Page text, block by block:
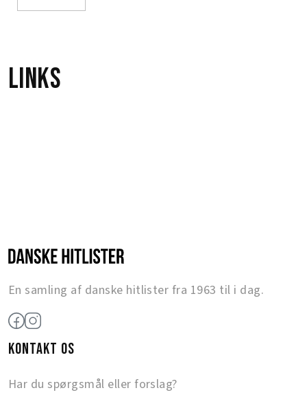
Links
En samling af danske hitlister fra 1963 til i dag.
KONTAKT OS
Har du spørgsmål eller forslag?